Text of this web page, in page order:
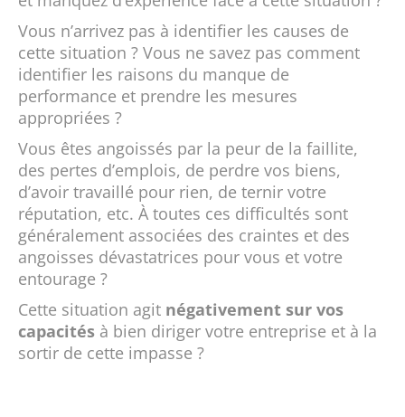
Vous n’arrivez pas à identifier les causes de
cette situation ? Vous ne savez pas comment
identifier les raisons du manque de
performance et prendre les mesures
appropriées ?
Vous êtes angoissés par la peur de la faillite,
des pertes d’emplois, de perdre vos biens,
d’avoir travaillé pour rien, de ternir votre
réputation, etc. À toutes ces difficultés sont
généralement associées des craintes et des
angoisses dévastatrices pour vous et votre
entourage ?
Cette situation agit négativement sur vos
capacités à bien diriger votre entreprise et à la
sortir de cette impasse ?